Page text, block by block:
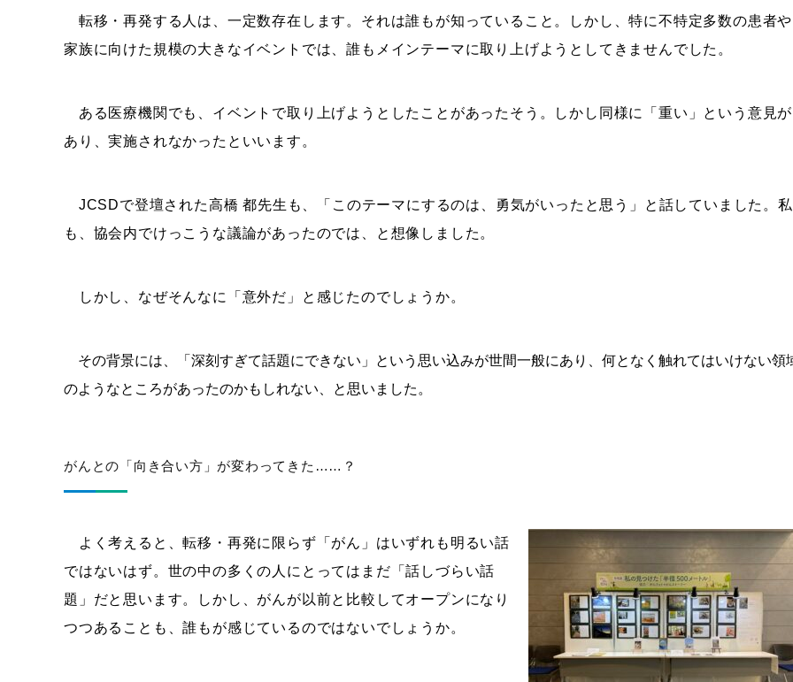
転移・再発する人は、一定数存在します。それは誰もが知っていること。しかし、特に不特定多数の患者や
家族に向けた規模の大きなイベントでは、誰もメインテーマに取り上げようとしてきませんでした。
ある医療機関でも、イベントで取り上げようとしたことがあったそう。しかし同様に「重い」という意見が
あり、実施されなかったといいます。
JCSDで登壇された高橋 都先生も、「このテーマにするのは、勇気がいったと思う」と話していました。私
も、協会内でけっこうな議論があったのでは、と想像しました。
しかし、なぜそんなに「意外だ」と感じたのでしょうか。
その背景には、「深刻すぎて話題にできない」という思い込みが世間一般にあり、何となく触れてはいけない領
のようなところがあったのかもしれない、と思いました。
がんとの「向き合い方」が変わってきた……？
よく考えると、転移・再発に限らず「がん」はいずれも明るい話
ではないはず。世の中の多くの人にとってはまだ「話しづらい話
題」だと思います。しかし、がんが以前と比較してオープンになり
つつあることも、誰もが感じているのではないでしょうか。